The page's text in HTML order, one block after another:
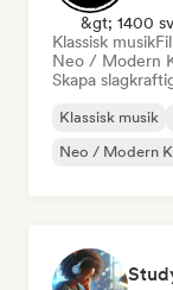
&gt; 1400
Klassisk musik
Neo / Modern
Skapa
Klassisk musik
Neo / Modern